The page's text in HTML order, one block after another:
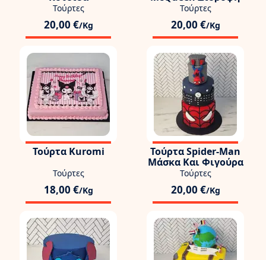
Τούρτες
20,00 €/Kg
Τούρτες
20,00 €/Kg
Τούρτα Kuromi
Τούρτες
18,00 €/Kg
Τούρτα Spider-Man
Μάσκα Και Φιγούρα
Τούρτες
20,00 €/Kg